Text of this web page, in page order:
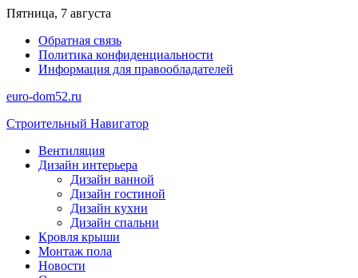
Перейти
содержимому
Пятница, 7 августа
Обратная связь
Политика конфиденциальности
Информация для правообладателей
euro-dom52.ru
Строительный Навигатор
Вентиляция
Дизайн интерьера
Дизайн ванной
Дизайн гостиной
Дизайн кухни
Дизайн спальни
Кровля крыши
Монтаж пола
Новости